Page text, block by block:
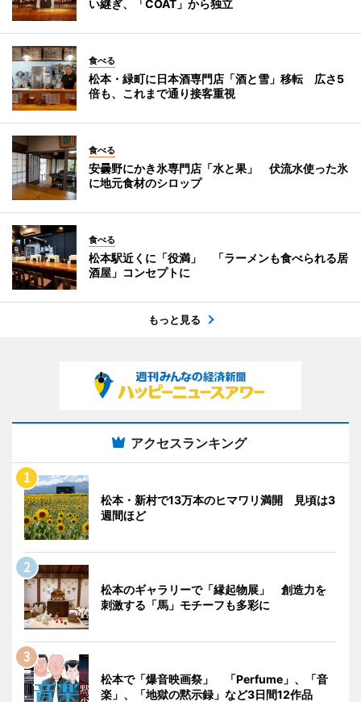
い継ぎ、「COAT」から独立
食べる
松本・緑町に日本酒専門店「酒と雪」移転 広さ5
倍も、これまで通り接客重視
食べる
安曇野にかき氷専門店「水と果」 伏流水使った氷
に地元食材のシロップ
食べる
松本駅近くに「役満」 「ラーメンも食べられる居
酒屋」コンセプトに
もっと見る
アクセスランキング
松本・新村で13万本のヒマワリ満開 見頃は3
週間ほど
松本のギャラリーで「縁起物展」 創造力を
刺激する「馬」モチーフも多彩に
松本で「爆音映画祭」 「Perfume」、「音
楽」、「地獄の黙示録」など3日間12作品